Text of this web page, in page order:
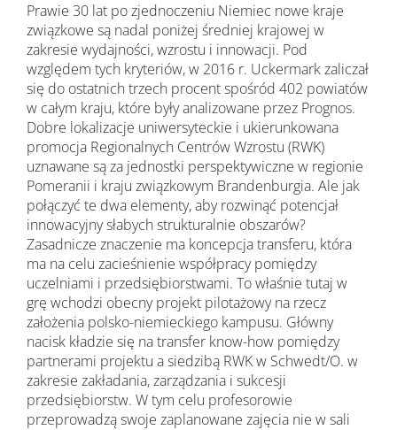
Prawie 30 lat po zjednoczeniu Niemiec nowe kraje
związkowe są nadal poniżej średniej krajowej w
zakresie wydajności, wzrostu i innowacji. Pod
względem tych kryteriów, w 2016 r. Uckermark zaliczał
się do ostatnich trzech procent spośród 402 powiatów
w całym kraju, które były analizowane przez Prognos.
Dobre lokalizacje uniwersyteckie i ukierunkowana
promocja Regionalnych Centrów Wzrostu (RWK)
uznawane są za jednostki perspektywiczne w regionie
Pomeranii i kraju związkowym Brandenburgia. Ale jak
połączyć te dwa elementy, aby rozwinąć potencjał
innowacyjny słabych strukturalnie obszarów?
Zasadnicze znaczenie ma koncepcja transferu, która
ma na celu zacieśnienie współpracy pomiędzy
uczelniami i przedsiębiorstwami. To właśnie tutaj w
grę wchodzi obecny projekt pilotażowy na rzecz
założenia polsko-niemieckiego kampusu. Główny
nacisk kładzie się na transfer know-how pomiędzy
partnerami projektu a siedzibą RWK w Schwedt/O. w
zakresie zakładania, zarządzania i sukcesji
przedsiębiorstw. W tym celu profesorowie
przeprowadzą swoje zaplanowane zajęcia nie w sali